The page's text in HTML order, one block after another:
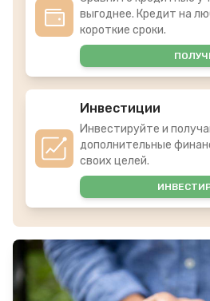
выгоднее. Кредит на
короткие сроки.
Инвестиции
Инвестируйте и
дополнительные
своих целей.